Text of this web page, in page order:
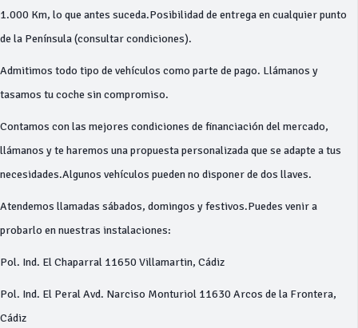
1.000 Km, lo que antes suceda.Posibilidad de entrega en cualquier punto
de la Península (consultar condiciones).
Admitimos todo tipo de vehículos como parte de pago. Llámanos y
tasamos tu coche sin compromiso.
Contamos con las mejores condiciones de financiación del mercado,
llámanos y te haremos una propuesta personalizada que se adapte a tus
necesidades.Algunos vehículos pueden no disponer de dos llaves.
Atendemos llamadas sábados, domingos y festivos.Puedes venir a
probarlo en nuestras instalaciones:
Pol. Ind. El Chaparral 11650 Villamartin, Cádiz
Pol. Ind. El Peral Avd. Narciso Monturiol 11630 Arcos de la Frontera,
Cádiz